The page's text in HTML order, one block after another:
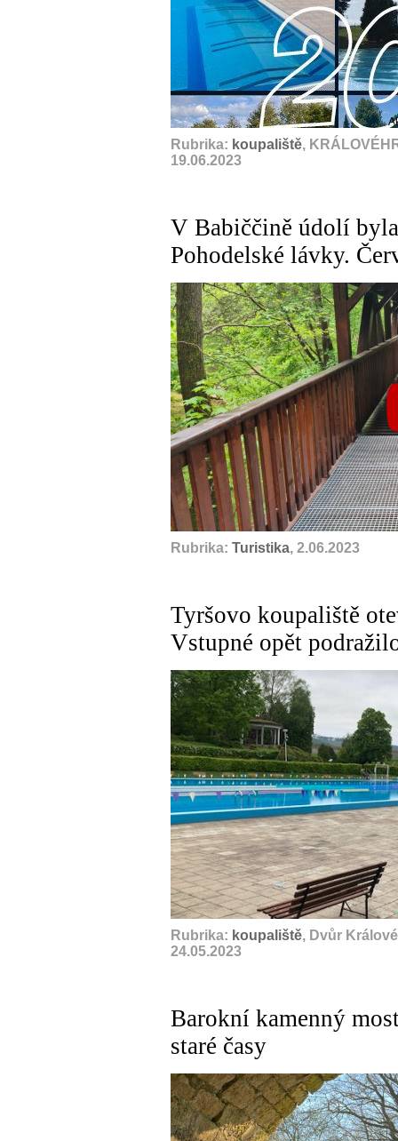
Rubrika: koupaliště,
19.06.2023
V Babiččině údolí
Pohodelské lávky.
Rubrika: Turistika, 2.06.2023
Tyršovo koupaliště
Vstupné opět
Rubrika: koupaliště, Dvůr
24.05.2023
Barokní kamenný
staré časy